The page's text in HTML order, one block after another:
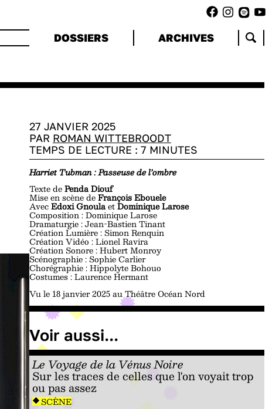
DOSSIERS ARCHIVES
27 JANVIER 2025
PAR ROMAN WITTEBROODT
TEMPS DE LECTURE : 7 MINUTES
Harriet Tubman : Passeuse de l’ombre
Texte dePenda Diouf
Mise en scène deFrançois Ebouele
AvecEdoxi GnoulaetDominique Larose
Composition : Dominique Larose
Dramaturgie : Jean-Bastien Tinant
Création Lumière : Simon Renquin
Création Vidéo : Lionel Ravira
Création Sonore : Hubert Monroy
Scénographie : Sophie Carlier
Chorégraphie : Hippolyte Bohouo
Costumes : Laurence Hermant
Vu le 18 janvier 2025 au Théâtre Océan Nord
Voir aussi...
Le Voyage de la Vénus Noire
Sur les traces de celles que l'on voyait trop
ou pas assez
SCÈNE